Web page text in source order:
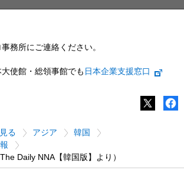
務所にご連絡ください。
使館・総領事館でも 日本企業支援窓口
る アジア
韓国
Daily NNA【韓国版】より）